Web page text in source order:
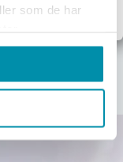
som de har